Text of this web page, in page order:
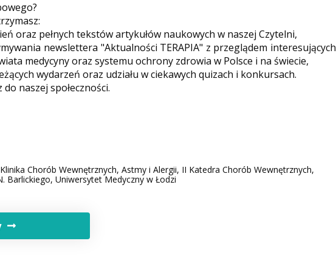
oraz pełnych tekstów artykułów naukowych w naszej Czytelni,
newslettera "Aktualności TERAPIA" z przeglądem interesujących
medycyny oraz systemu ochrony zdrowia w Polsce i na świecie,
wydarzeń oraz udziału w ciekawych quizach i konkursach.
naszej społeczności.
Klinika Chorób Wewnętrznych, Astmy i Alergii, II Katedra Chorób Wewnętrznych,
Barlickiego, Uniwersytet Medyczny w Łodzi